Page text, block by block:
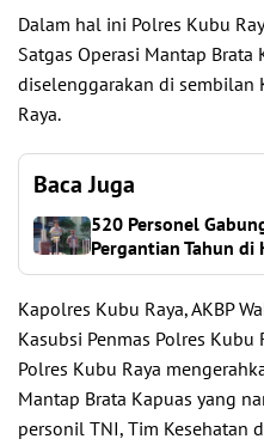
Dalam hal ini Polres Kubu
Satgas Operasi Mantap
diselenggarakan di sembilan
Raya.
Baca Juga
520 Personel
Pergantian Tahun di
Kapolres Kubu Raya, AKBP
Kasubsi Penmas Polres Kubu
Polres Kubu Raya
Mantap Brata Kapuas yang
personil TNI, Tim Kesehatan